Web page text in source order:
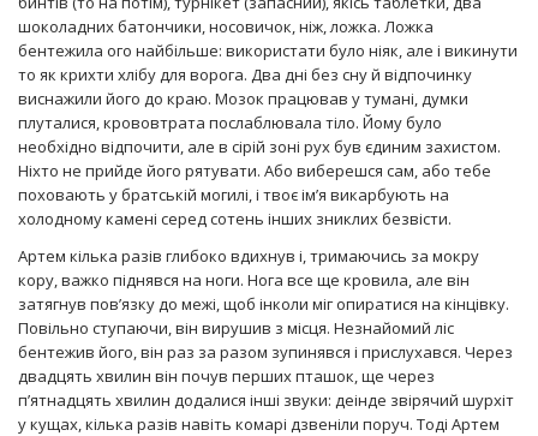
шоколадних батончики, носовичок, ніж, ложка. Ложка
бентежила ого найбільше: використати було ніяк, але і викинути
то як крихти хлібу для ворога. Два дні без сну й відпочинку
виснажили його до краю. Мозок працював у тумані, думки
плуталися, крововтрата послаблювала тіло. Йому було
необхідно відпочити, але в сірій зоні рух був єдиним захистом.
Ніхто не прийде його рятувати. Або виберешся сам, або тебе
поховають у братській могилі, і твоє ім’я викарбують на
холодному камені серед сотень інших зниклих безвісти.
Артем кілька разів глибоко вдихнув і, тримаючись за мокру
кору, важко піднявся на ноги. Нога все ще кровила, але він
затягнув пов’язку до межі, щоб інколи міг опиратися на кінцівку.
Повільно ступаючи, він вирушив з місця. Незнайомий ліс
бентежив його, він раз за разом зупинявся і прислухався. Через
двадцять хвилин він почув перших пташок, ще через
п’ятнадцять хвилин додалися інші звуки: деінде звірячий шурхіт
у кущах, кілька разів навіть комарі дзвеніли поруч. Тоді Артем